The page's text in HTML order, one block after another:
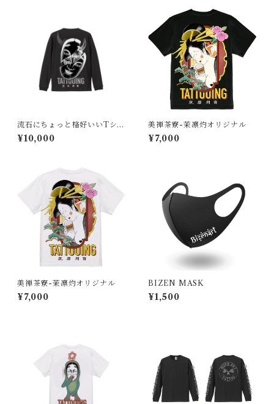
流石にちょっと格好いいTシャ
ツ L/S
¥10,000
美禅茶寮-茉凛灼オリジナル
¥7,000
美禅茶寮-茉凛灼オリジナル
¥7,000
BIZEN MASK
¥1,500